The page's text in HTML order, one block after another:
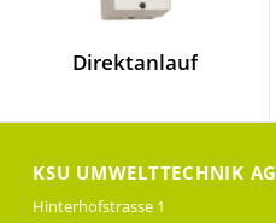
Direktanlauf
KSU UMWELTTECHNIK AG
Hinterhofstrasse 1